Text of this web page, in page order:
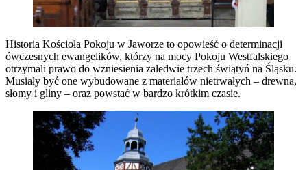
Historia Kościoła Pokoju w Jaworze to opowieść o determinacji
ówczesnych ewangelików, którzy na mocy Pokoju Westfalskiego
otrzymali prawo do wzniesienia zaledwie trzech świątyń na Śląsku.
Musiały być one wybudowane z materiałów nietrwałych – drewna,
słomy i gliny – oraz powstać w bardzo krótkim czasie.